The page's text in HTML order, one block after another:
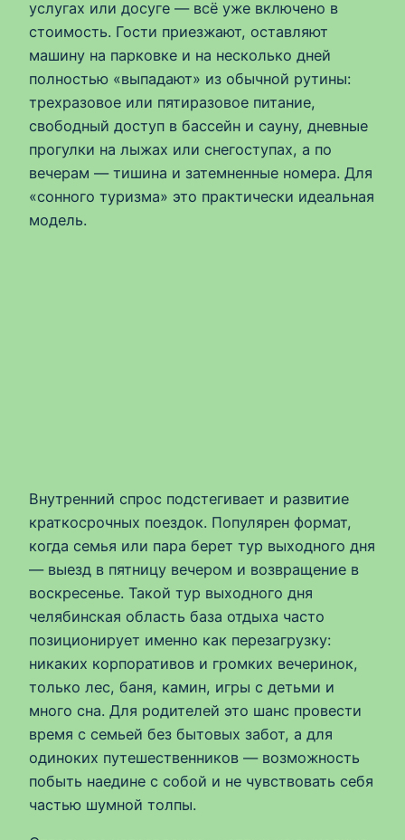
услугах или досуге — всё уже включено в
стоимость. Гости приезжают, оставляют
машину на парковке и на несколько дней
полностью «выпадают» из обычной рутины:
трехразовое или пятиразовое питание,
свободный доступ в бассейн и сауну, дневные
прогулки на лыжах или снегоступах, а по
вечерам — тишина и затемненные номера. Для
«сонного туризма» это практически идеальная
модель.
Внутренний спрос подстегивает и развитие
краткосрочных поездок. Популярен формат,
когда семья или пара берет тур выходного дня
— выезд в пятницу вечером и возвращение в
воскресенье. Такой тур выходного дня
челябинская область база отдыха часто
позиционирует именно как перезагрузку:
никаких корпоративов и громких вечеринок,
только лес, баня, камин, игры с детьми и
много сна. Для родителей это шанс провести
время с семьей без бытовых забот, а для
одиноких путешественников — возможность
побыть наедине с собой и не чувствовать себя
частью шумной толпы.